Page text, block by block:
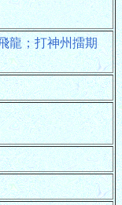
龍；打神州擂期